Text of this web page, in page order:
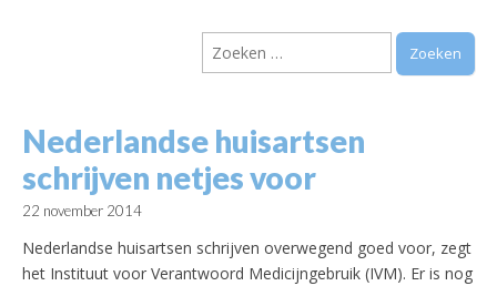
Vereniging
Arnhem e.o.
Zoeken
naar:
Nederlandse huisartsen
schrijven netjes voor
22 november 2014
Nederlandse huisartsen schrijven overwegend goed voor, zegt
het Instituut voor Verantwoord Medicijngebruik (IVM). Er is nog